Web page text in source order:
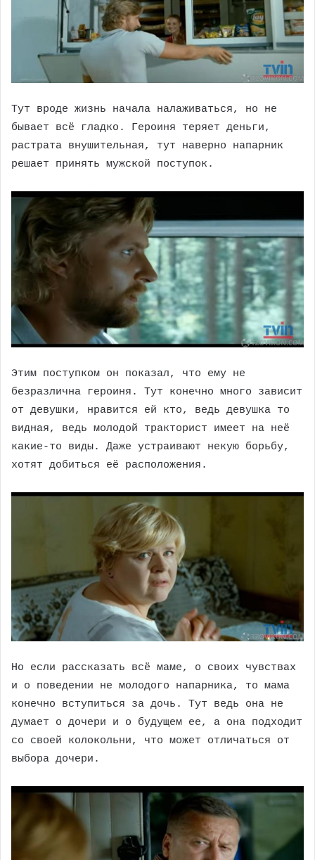
Тут вроде жизнь начала налаживаться, но не
бывает всё гладко. Героиня теряет деньги,
растрата внушительная, тут наверно напарник
решает принять мужской поступок.
Этим поступком он показал, что ему не
безразлична героиня. Тут конечно много зависит
от девушки, нравится ей кто, ведь девушка то
видная, ведь молодой тракторист имеет на неё
какие-то виды. Даже устраивают некую борьбу,
хотят добиться её расположения.
Но если рассказать всё маме, о своих чувствах
и о поведении не молодого напарника, то мама
конечно вступиться за дочь. Тут ведь она не
думает о дочери и о будущем ее, а она подходит
со своей колокольни, что может отличаться от
выбора дочери.